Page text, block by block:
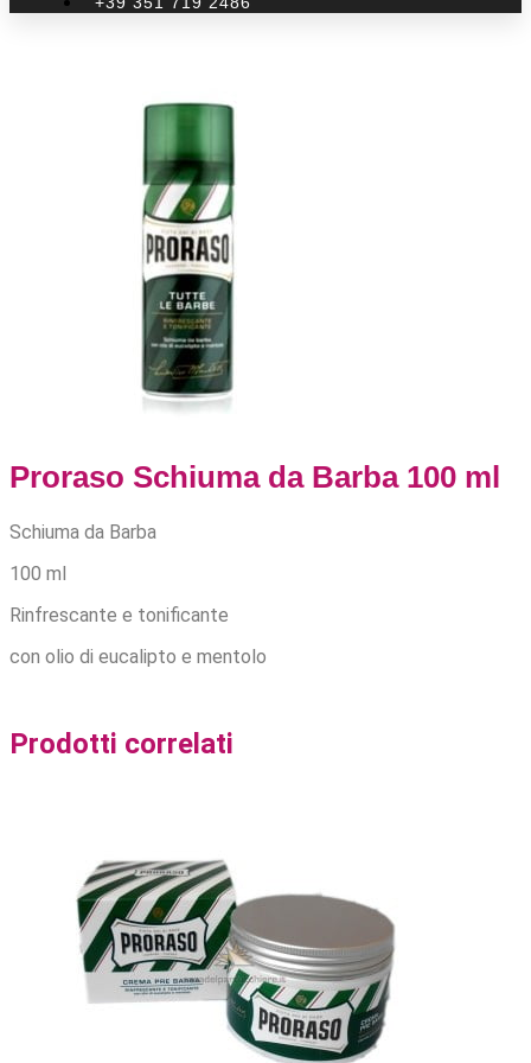
Proraso Schiuma da Barba 100 ml
Schiuma da Barba
100 ml
Rinfrescante e tonificante
con olio di eucalipto e mentolo
Prodotti correlati